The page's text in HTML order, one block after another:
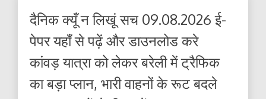
दैनिक क्यूँ न लिखूं सच 09.08.2026 ई-
पेपर यहाँ से पढ़ें और डाउनलोड करे
कांवड़ यात्रा को लेकर बरेली में ट्रैफिक
का बड़ा प्लान, भारी वाहनों के रूट बदले